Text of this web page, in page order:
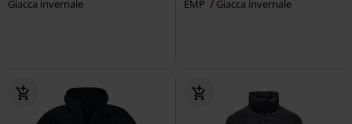
Giacca invernale
EMP
Giacca invernale